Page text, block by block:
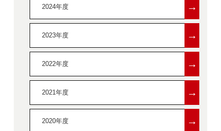
2024年度 →
2023年度 →
2022年度 →
2021年度 →
2020年度 →